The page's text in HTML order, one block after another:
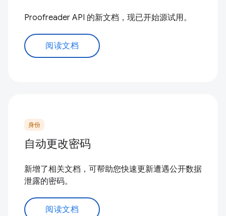
Proofreader API 的新文档，现已开始源试用。
阅读文档
身份
自动更改密码
新增了相关文档，可帮助您快速更新遭遇公开数据
泄露的密码。
阅读文档